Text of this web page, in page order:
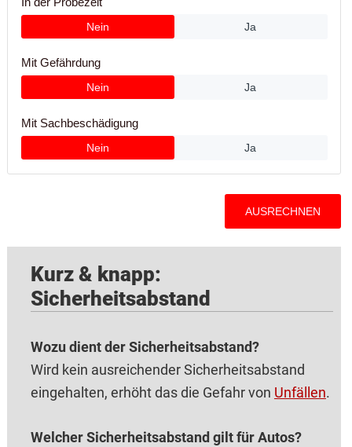
Kurz & knapp:
Sicherheitsabstand
Wozu dient der Sicherheitsabstand?
Wird kein ausreichender Sicherheitsabstand
eingehalten, erhöht das die Gefahr von Unfällen.
Welcher Sicherheitsabstand gilt für Autos?